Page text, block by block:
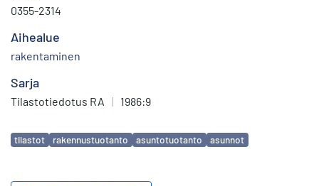
0355-2314
Aihealue
rakentaminen
Sarja
Tilastotiedotus RA | 1986:9
Avainsanat
tilastot rakennustuotanto asuntotuotanto asunnot